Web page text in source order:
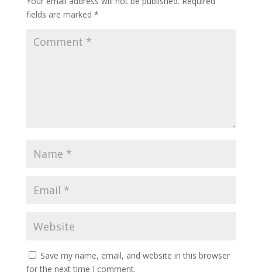
fields are marked *
Save my name, email, and website in this browser
for the next time I comment.